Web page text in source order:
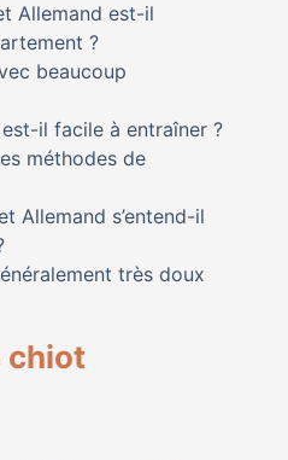
Allemand est-il
?
beaucoup
il facile à entraîner ?
méthodes de
Allemand s’entend-il
très doux
chiot